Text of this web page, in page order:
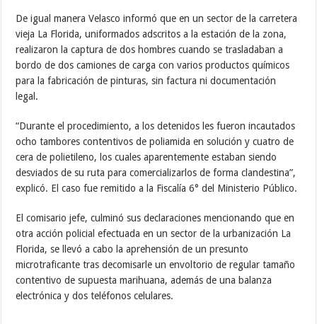
De igual manera Velasco informó que en un sector de la carretera
vieja La Florida, uniformados adscritos a la estación de la zona,
realizaron la captura de dos hombres cuando se trasladaban a
bordo de dos camiones de carga con varios productos químicos
para la fabricación de pinturas, sin factura ni documentación
legal.
“Durante el procedimiento, a los detenidos les fueron incautados
ocho tambores contentivos de poliamida en solución y cuatro de
cera de polietileno, los cuales aparentemente estaban siendo
desviados de su ruta para comercializarlos de forma clandestina”,
explicó. El caso fue remitido a la Fiscalía 6° del Ministerio Público.
El comisario jefe, culminó sus declaraciones mencionando que en
otra acción policial efectuada en un sector de la urbanización La
Florida, se llevó a cabo la aprehensión de un presunto
microtraficante tras decomisarle un envoltorio de regular tamaño
contentivo de supuesta marihuana, además de una balanza
electrónica y dos teléfonos celulares.